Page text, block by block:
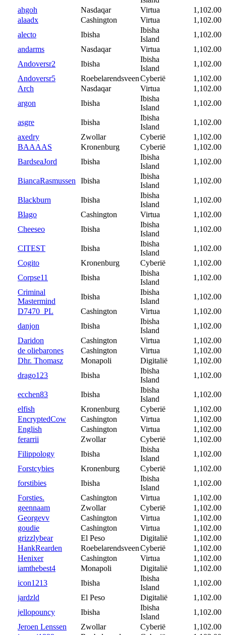
ahgoh
Nasdaqar Virtua
1,102.00
alaadx
Cashington Virtua
1,102.00
alecto
Ibisha
Ibisha
Island
1,102.00
andarms
Nasdaqar Virtua
1,102.00
Andoversr2
Ibisha
Ibisha
Island
1,102.00
Andoversr5
RoebelarendsveenCyberië
1,102.00
Arch
Nasdaqar Virtua
1,102.00
argon
Ibisha
Ibisha
Island
1,102.00
asgre Ibisha
Ibisha
Island
1,102.00
axedry
Zwollar Cyberië
1,102.00
BAAAAS
Kronenburg Cyberië
1,102.00
BardseaJord
Ibisha
Ibisha
Island
1,102.00
BiancaRasmussen Ibisha
Ibisha
Island
1,102.00
Blackburn Ibisha
Ibisha
Island
1,102.00
Blago
Cashington Virtua
1,102.00
Cheeseo
Ibisha
Ibisha
Island
1,102.00
CITEST Ibisha
Ibisha
Island
1,102.00
Cogito
Kronenburg Cyberië
1,102.00
Corpse11
Ibisha
Ibisha
Island
1,102.00
Criminal
Mastermind
Ibisha
Ibisha
Island
1,102.00
D7470_PL
Cashington Virtua
1,102.00
danjon
Ibisha
Ibisha
Island
1,102.00
Daridon
Cashington Virtua
1,102.00
de oliebarones
Cashington Virtua
1,102.00
Dhr. Thomasz
Monapoli Digitalië
1,102.00
drago123
Ibisha
Ibisha
Island
1,102.00
ecchen83 Ibisha
Ibisha
Island
1,102.00
elfish
Kronenburg Cyberië
1,102.00
EncryptedCow
Cashington Virtua
1,102.00
English
Cashington Virtua
1,102.00
ferarrii
Zwollar Cyberië
1,102.00
Filippology
Ibisha
Ibisha
Island
1,102.00
Forstcybies
Kronenburg Cyberië
1,102.00
forstibies
Ibisha
Ibisha
Island
1,102.00
Forsties.
Cashington Virtua
1,102.00
geennaam
Zwollar Cyberië
1,102.00
Georgevv
Cashington Virtua
1,102.00
goudie
Cashington Virtua
1,102.00
grizzlybear
El Peso Digitalië
1,102.00
HankRearden
RoebelarendsveenCyberië
1,102.00
Henixer
Cashington Virtua
1,102.00
iamthebest4
Monapoli Digitalië
1,102.00
icon1213
Ibisha
Ibisha
Island
1,102.00
jardzld
El Peso Digitalië
1,102.00
jellopouncy
Ibisha
Ibisha
Island
1,102.00
Jeroen Lenssen
Zwollar Cyberië
1,102.00